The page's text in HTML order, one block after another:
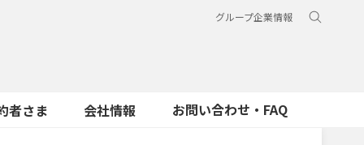
グループ企業情報
者さま 会社情報 お問い合わせ・FAQ